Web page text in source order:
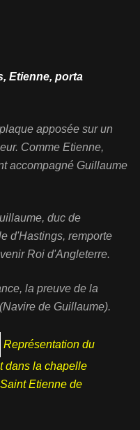
Etienne, porta
apposée sur un
Comme Etienne,
accompagné Guillaume
duc de
d'Hastings, remporte
Roi d'Angleterre.
la preuve de la
de Guillaume).
Représentation du
dans la chapelle
Etienne de